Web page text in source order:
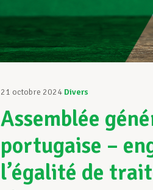
21 octobre 2024 Divers
Assemblée
portugaise –
l’égalité de